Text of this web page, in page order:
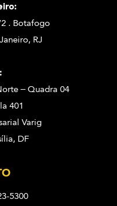
. Botafogo
RJ
– Quadra 04
401
Varig
DF
5300